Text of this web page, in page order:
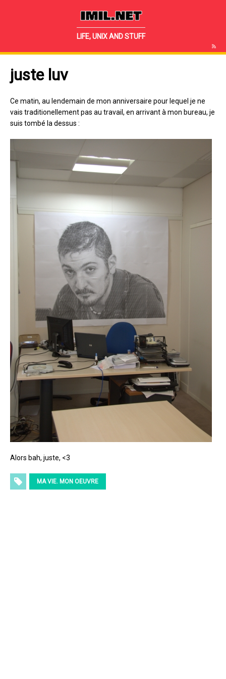
IMIL.NET
LIFE, UNIX AND STUFF
juste luv
Ce matin, au lendemain de mon anniversaire pour lequel je ne
vais traditionellement pas au travail, en arrivant à mon bureau, je
suis tombé la dessus :
Alors bah, juste, <3
MA VIE. MON OEUVRE